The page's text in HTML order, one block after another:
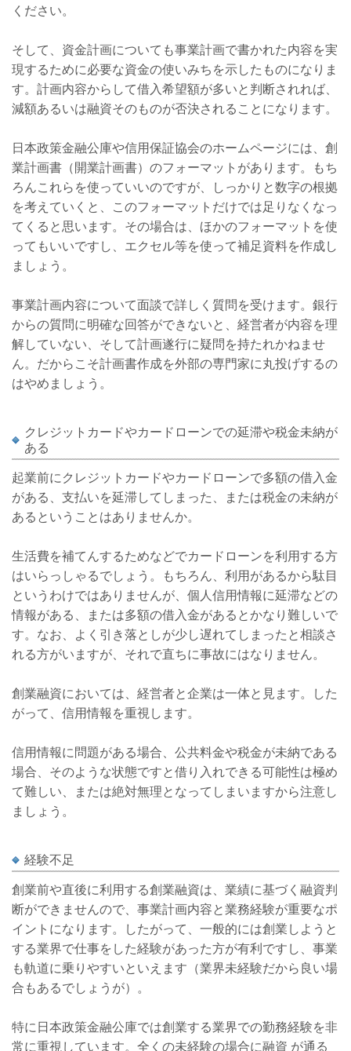
ください。
そして、資金計画についても事業計画で書かれた内容を実
現するために必要な資金の使いみちを示したものになりま
す。計画内容からして借入希望額が多いと判断されれば、
減額あるいは融資そのものが否決されることになります。
日本政策金融公庫や信用保証協会のホームページには、創
業計画書（開業計画書）のフォーマットがあります。もち
ろんこれらを使っていいのですが、しっかりと数字の根拠
を考えていくと、このフォーマットだけでは足りなくなっ
てくると思います。その場合は、ほかのフォーマットを使
ってもいいですし、エクセル等を使って補足資料を作成し
ましょう。
事業計画内容について面談で詳しく質問を受けます。銀行
からの質問に明確な回答ができないと、経営者が内容を理
解していない、そして計画遂行に疑問を持たれかねませ
ん。だからこそ計画書作成を外部の専門家に丸投げするの
はやめましょう。
クレジットカードやカードローンでの延滞や税金未納が
ある
起業前にクレジットカードやカードローンで多額の借入金
がある、支払いを延滞してしまった、または税金の未納が
あるということはありませんか。
生活費を補てんするためなどでカードローンを利用する方
はいらっしゃるでしょう。もちろん、利用があるから駄目
というわけではありませんが、個人信用情報に延滞などの
情報がある、または多額の借入金があるとかなり難しいで
す。なお、よく引き落としが少し遅れてしまったと相談さ
れる方がいますが、それで直ちに事故にはなりません。
創業融資においては、経営者と企業は一体と見ます。した
がって、信用情報を重視します。
信用情報に問題がある場合、公共料金や税金が未納である
場合、そのような状態ですと借り入れできる可能性は極め
て難しい、または絶対無理となってしまいますから注意し
ましょう。
経験不足
創業前や直後に利用する創業融資は、業績に基づく融資判
断ができませんので、事業計画内容と業務経験が重要なポ
イントになります。したがって、一般的には創業しようと
する業界で仕事をした経験があった方が有利ですし、事業
も軌道に乗りやすいといえます（業界未経験だから良い場
合もあるでしょうが）。
特に日本政策金融公庫では創業する業界での勤務経験を非
常に重視しています。全くの未経験の場合に融資 が通る